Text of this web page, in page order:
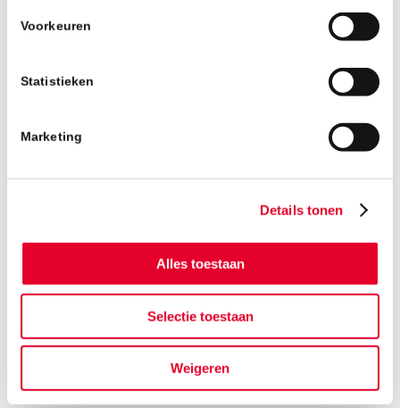
Voorkeuren
Statistieken
Marketing
Details tonen
Alles toestaan
Selectie toestaan
Weigeren
Eindhoven te worden vol beweging en
ontmoeten en met een bijzondere mix van
gebruik van horeca, een binnentuin, trekking
functies, events, een cultureel en creatief
ups. Het concept biedt kantoorruimtes en co-
geluidsstudio’s, event spaces, onderwijs, horeca
en leisure activiteiten. Zo kunnen vrije tijd en
Om dit te realiseren wordt het bestaande pand
flink verbouwd. Het gebouw, met een totale
oppervlakte van 23.000 m2, wordt